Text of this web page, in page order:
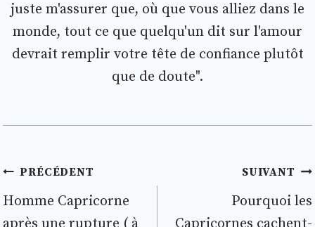
juste m'assurer que, où que vous alliez dans le
monde, tout ce que quelqu'un dit sur l'amour
devrait remplir votre tête de confiance plutôt
que de doute".
Navigation
de
PRÉCÉDENT
Homme Capricorne
SUIVANT
Pourquoi les